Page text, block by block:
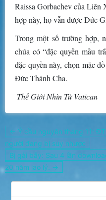
Raissa Gorbachev của Liên
hợp này, họ vẫn được Đức
Trong một số trường hợp,
chúa có “đặc quyền mầu
đặc quyền này, chọn mặc
Đức Thánh Cha.
Thế Giới Nhìn Từ Vatican
Điều
hướng
bài
viết
← Ý cầu nguyện tháng 11:
người đang bị suy nhược
Bị gài bẫy: Sau 4 lần
20 năm lao lý. →